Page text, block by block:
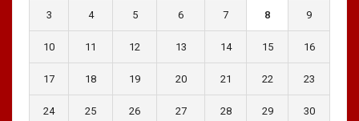
3 4 5 6 7 8 9
10 11 12 13 14 15 16
17 18 19 20 21 22 23
24 25 26 27 28 29 30